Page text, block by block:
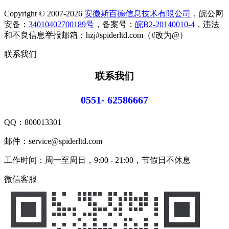
Copyright © 2007-2026 安徽斯百德信息技术有限公司
，皖公网
安备： 34010402700189号 ，备案号： 皖B2-20140010-4 ，违法
和不良信息举报邮箱：hzj#spiderltd.com（#改为@）
联系我们
联系我们
0551- 62586667
QQ： 800013301
邮件：service@spiderltd.com
工作时间：周一至周日，9:00 - 21:00，节假日不休息
微信客服